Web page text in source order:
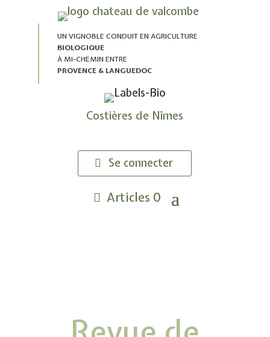
UN VIGNOBLE CONDUIT EN AGRICULTURE
BIOLOGIQUE
À MI-CHEMIN ENTRE
PROVENCE & LANGUEDOC
Costières de Nîmes
Se connecter
Articles 0